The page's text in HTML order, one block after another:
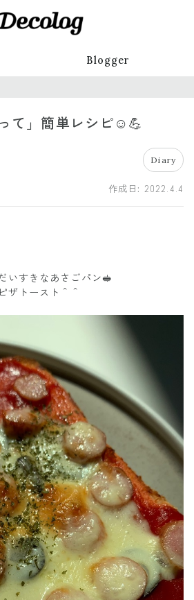
Blogger
て」簡単レシピ☺️💪
Diary
作成日: 2022.4.4
いすきなあさごパン🥪
ピザトースト＾＾